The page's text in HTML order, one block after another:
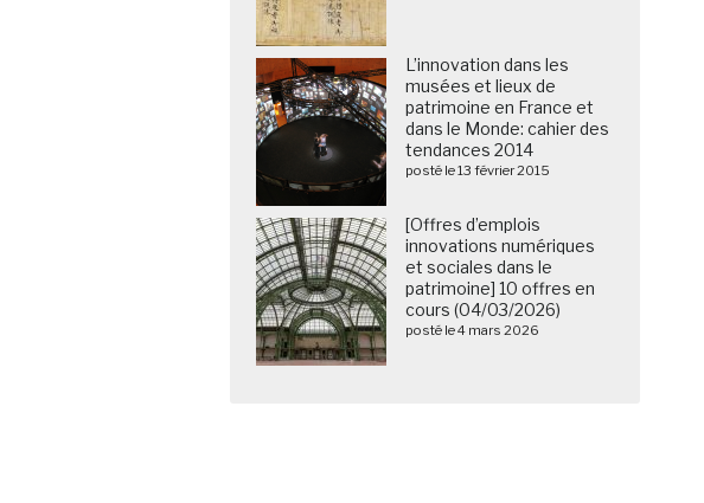
L’innovation dans les
musées et lieux de
patrimoine en France et
dans le Monde: cahier des
tendances 2014
posté le 13 février 2015
[Offres d’emplois
innovations numériques
et sociales dans le
patrimoine] 10 offres en
cours (04/03/2026)
posté le 4 mars 2026